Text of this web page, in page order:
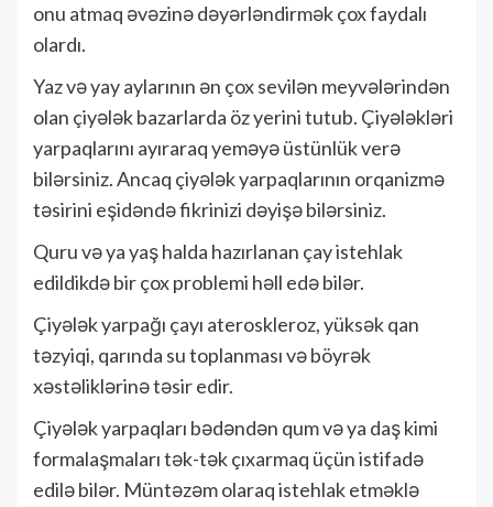
onu atmaq əvəzinə dəyərləndirmək çox faydalı
olardı.
Yaz və yay aylarının ən çox sevilən meyvələrindən
olan çiyələk bazarlarda öz yerini tutub. Çiyələkləri
yarpaqlarını ayıraraq yeməyə üstünlük verə
bilərsiniz. Ancaq çiyələk yarpaqlarının orqanizmə
təsirini eşidəndə fikrinizi dəyişə bilərsiniz.
Quru və ya yaş halda hazırlanan çay istehlak
edildikdə bir çox problemi həll edə bilər.
Çiyələk yarpağı çayı ateroskleroz, yüksək qan
təzyiqi, qarında su toplanması və böyrək
xəstəliklərinə təsir edir.
Çiyələk yarpaqları bədəndən qum və ya daş kimi
formalaşmaları tək-tək çıxarmaq üçün istifadə
edilə bilər. Müntəzəm olaraq istehlak etməklə